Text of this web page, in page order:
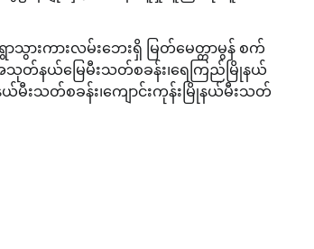
ားကားလမ်းဘေးရှိ မြတ်မေတ္တာမွန် စက်
သုတ်နယ်မြေမီးသတ်စခန်း၊ရေကြည်မြိုနယ်
နယ်မီးသတ်စခန်း၊ကျောင်းကုန်းမြိုနယ်မီးသတ်